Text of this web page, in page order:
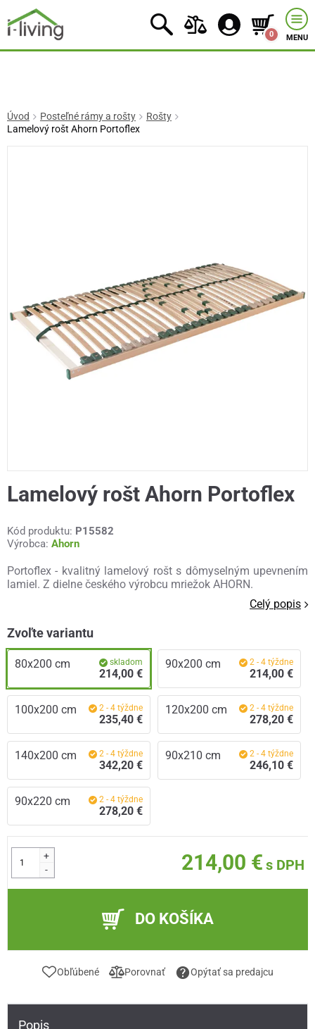
0 MENU
Úvod Posteľné rámy a rošty
Rošty
Lamelový rošt Ahorn Portoflex
Lamelový rošt Ahorn Portoflex
Kód produktu: P15582
Výrobca: Ahorn
Portoflex - kvalitný lamelový rošt s dômyselným upevnením
lamiel. Z dielne českého výrobcu mriežok AHORN.
Celý popis
Zvoľte variantu
80x200 cm skladom
214,00 €
90x200 cm 2 - 4 týždne
214,00 €
100x200 cm 2 - 4 týždne
235,40 €
120x200 cm 2 - 4 týždne
278,20 €
140x200 cm 2 - 4 týždne
342,20 €
90x210 cm 2 - 4 týždne
246,10 €
90x220 cm 2 - 4 týždne
278,20 €
+
-
214,00 € s DPH
DO KOŠÍKA
Obľúbené Porovnať Opýtať sa predajcu
Popis